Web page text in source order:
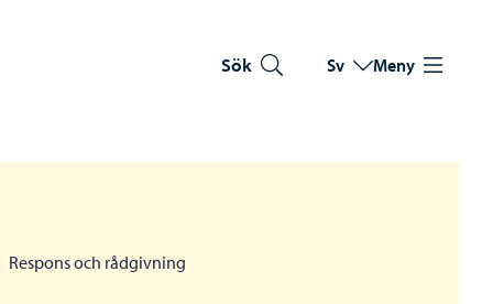
Sök Byt språk
Nuvarande språk:
Sv Meny
Respons och rådgivning